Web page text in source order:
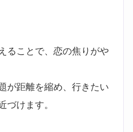
ることで、恋の焦りがや
が距離を縮め、行きたい
づけます。